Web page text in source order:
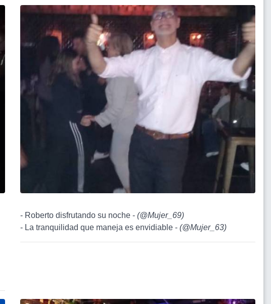
- Roberto disfrutando su noche - (@Mujer_69)
- La tranquilidad que maneja es envidiable - (@Mujer_63)